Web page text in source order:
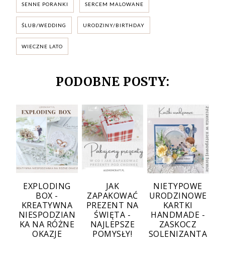
SENNE PORANKI SERCEM MALOWANE
ŚLUB/WEDDING URODZINY/BIRTHDAY
WIECZNE LATO
PODOBNE POSTY:
EXPLODING
BOX -
KREATYWNA
NIESPODZIAN
KA NA RÓŻNE
OKAZJE
JAK
ZAPAKOWAĆ
PREZENT NA
ŚWIĘTA -
NAJLEPSZE
POMYSŁY!
NIETYPOWE
URODZINOWE
KARTKI
HANDMADE -
ZASKOCZ
SOLENIZANTA